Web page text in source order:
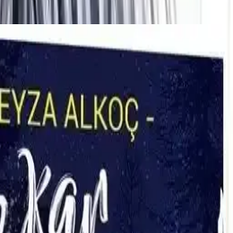
ve Geleneksel Hobilerin
ve Etkileri
uzaklaşarak analog hobilerin
ekonomik, kültürel ve psikolojik
bağları güçlendiriyor ve yaratıcılığı
& Karakasvet
ve Analizi